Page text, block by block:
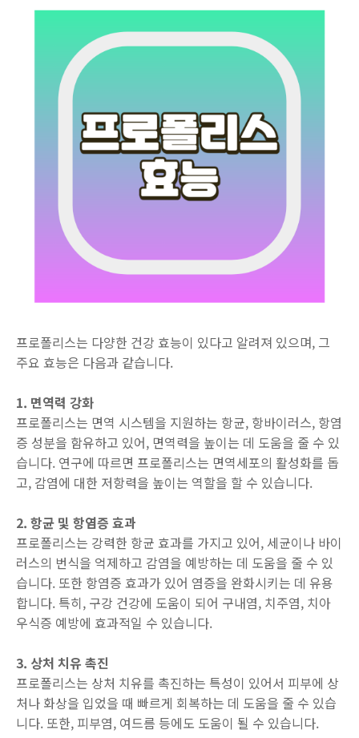
프로폴리스는 다양한 건강 효능이 있다고 알려져 있으며, 그
주요 효능은 다음과 같습니다.
1. 면역력 강화
프로폴리스는 면역 시스템을 지원하는 항균, 항바이러스, 항염
증 성분을 함유하고 있어, 면역력을 높이는 데 도움을 줄 수 있
습니다. 연구에 따르면 프로폴리스는 면역세포의 활성화를 돕
고, 감염에 대한 저항력을 높이는 역할을 할 수 있습니다.
2. 항균 및 항염증 효과
프로폴리스는 강력한 항균 효과를 가지고 있어, 세균이나 바이
러스의 번식을 억제하고 감염을 예방하는 데 도움을 줄 수 있
습니다. 또한 항염증 효과가 있어 염증을 완화시키는 데 유용
합니다. 특히, 구강 건강에 도움이 되어 구내염, 치주염, 치아
우식증 예방에 효과적일 수 있습니다.
3. 상처 치유 촉진
프로폴리스는 상처 치유를 촉진하는 특성이 있어서 피부에 상
처나 화상을 입었을 때 빠르게 회복하는 데 도움을 줄 수 있습
니다. 또한, 피부염, 여드름 등에도 도움이 될 수 있습니다.